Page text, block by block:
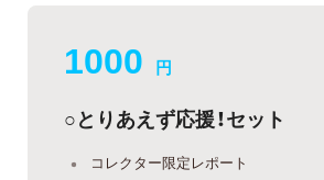
1000 円
○とりあえず応援！セット
コレクター限定レポート